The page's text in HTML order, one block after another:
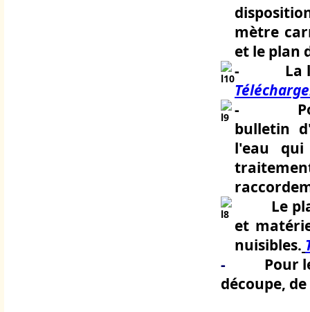
mètre
et le plan
- La
-
bulletin
l'eau
Le
et
nuisibles.
- Pour
découpe,